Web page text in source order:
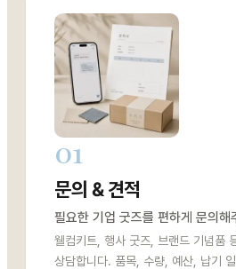
01
문의 & 견적
필요한 기업 굿즈를 편하게 문의해
웰컴키트, 행사 굿즈, 브랜드 기념품
상담합니다. 품목, 수량, 예산, 납기